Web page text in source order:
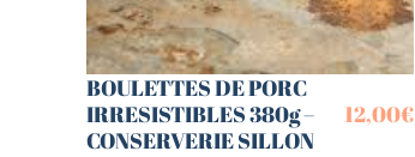
BOULETTES DE PORC
IRRESISTIBLES 380g –
CONSERVERIE SILLON
12,00€